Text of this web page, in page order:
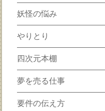
妖怪の悩み
やりとり
四次元本棚
夢を売る仕事
要件の伝え方